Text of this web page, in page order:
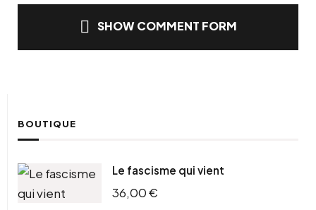
SHOW COMMENT FORM
BOUTIQUE
Le fascisme qui vient
36,00€